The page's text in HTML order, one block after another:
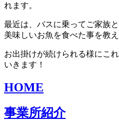
れます。
最近は、バスに乗ってご家族
美味しいお魚を食べた事を教
お出掛けが続けられる様にこ
いきます！
HOME
事業所紹介